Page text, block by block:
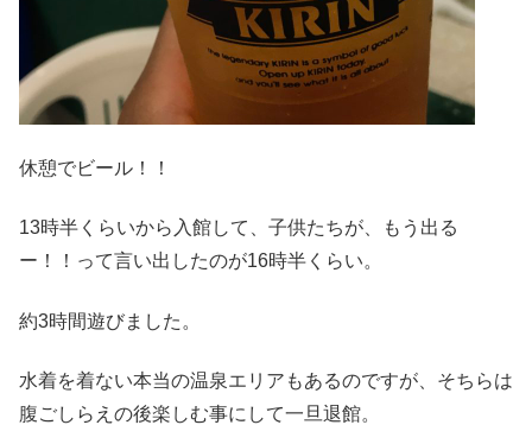
休憩でビール！！
13時半くらいから入館して、子供たちが、もう出る
ー！！って言い出したのが16時半くらい。
約3時間遊びました。
水着を着ない本当の温泉エリアもあるのですが、そちらは
腹ごしらえの後楽しむ事にして一旦退館。